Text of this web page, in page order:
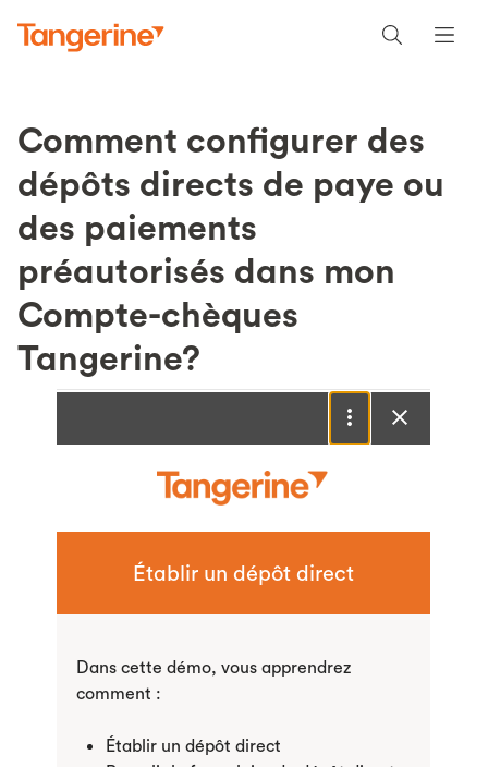
Comment configurer des
dépôts directs de paye ou
des paiements
préautorisés dans mon
Compte-chèques
Tangerine?